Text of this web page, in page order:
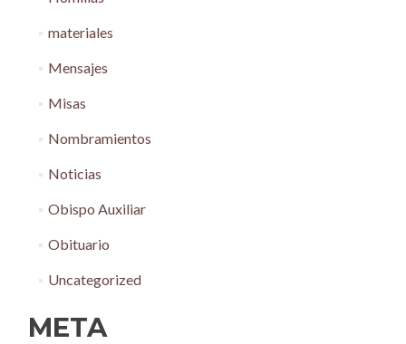
materiales
Mensajes
Misas
Nombramientos
Noticias
Obispo Auxiliar
Obituario
Uncategorized
META